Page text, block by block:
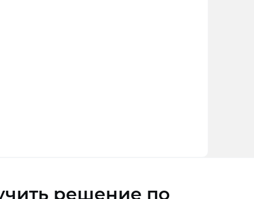
решение по